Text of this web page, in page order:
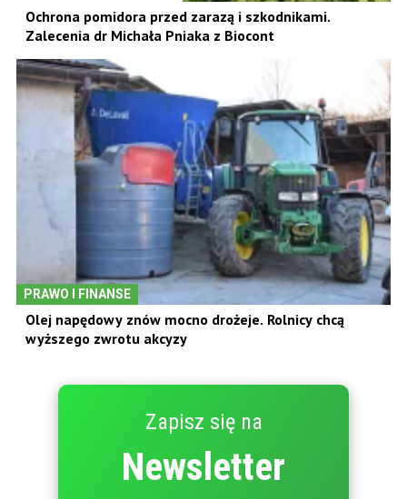
Ochrona pomidora przed zarazą i szkodnikami.
Zalecenia dr Michała Pniaka z Biocont
PRAWO I FINANSE
Olej napędowy znów mocno drożeje. Rolnicy chcą
wyższego zwrotu akcyzy
Zapisz się na
Newsletter